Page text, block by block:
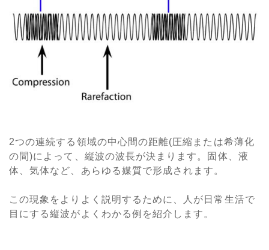
2つの連続する領域の中心間の距離(圧縮または希薄化
の間)によって、縦波の波長が決まります。固体、液
体、気体など、あらゆる媒質で形成されます。
この現象をよりよく説明するために、人が日常生活で
目にする縦波がよくわかる例を紹介します。